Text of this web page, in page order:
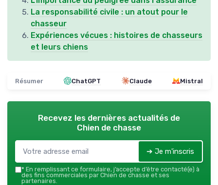
La responsabilité civile : un atout pour le
chasseur
Expériences vécues : histoires de chasseurs
et leurs chiens
Résumer ChatGPT Claude Mistral
Recevez les dernières actualités de
Chien de chasse
➔ Je m'inscris
* En remplissant ce formulaire, j’accepte d’être contacté(e) à
des fins commerciales par Chien de chasse et ses
partenaires.